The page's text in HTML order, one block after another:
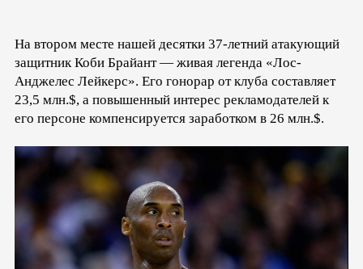
На втором месте нашей десятки 37-летний атакующий
защитник Коби Брайант — живая легенда «Лос-
Анджелес Лейкерс». Его гонорар от клуба составляет
23,5 млн.$, а повышенный интерес рекламодателей к
его персоне компенсируется заработком в 26 млн.$.